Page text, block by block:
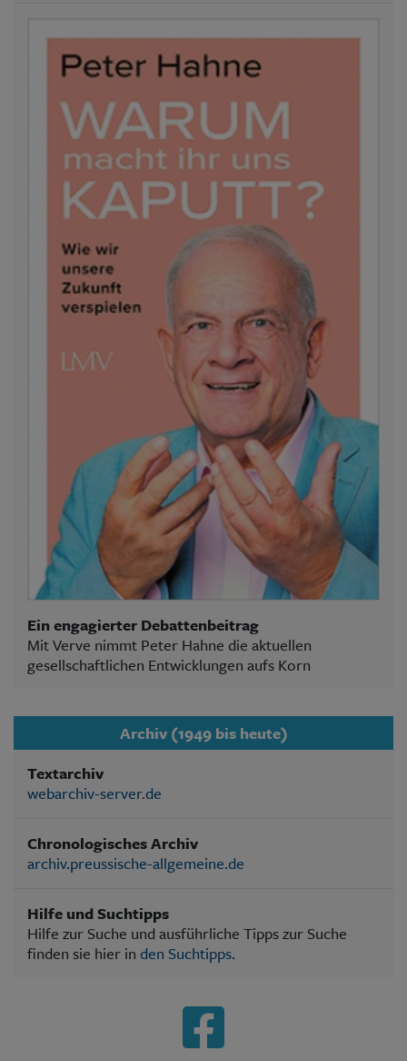
Ein engagierter Debattenbeitrag
Mit Verve nimmt Peter Hahne die aktuellen
gesellschaftlichen Entwicklungen aufs Korn
Archiv (1949 bis heute)
Textarchiv
webarchiv-server.de
Chronologisches Archiv
archiv.preussische-allgemeine.de
Hilfe und Suchtipps
Hilfe zur Suche und ausführliche Tipps zur Suche
finden sie hier in den Suchtipps.